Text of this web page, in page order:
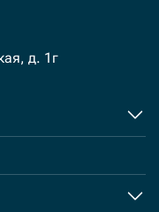
д. 1г